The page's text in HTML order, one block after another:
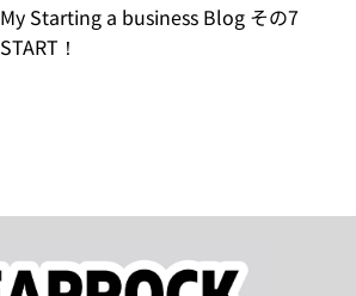
My Starting a business Blog その7
START！